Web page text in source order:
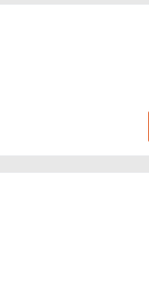
10% Gutschein